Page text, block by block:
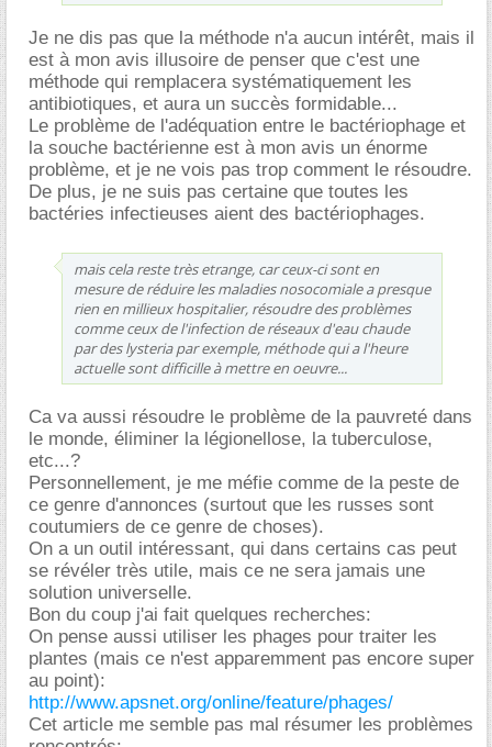
Je ne dis pas que la méthode n'a aucun intérêt, mais il
est à mon avis illusoire de penser que c'est une
méthode qui remplacera systématiquement les
antibiotiques, et aura un succès formidable...
Le problème de l'adéquation entre le bactériophage et
la souche bactérienne est à mon avis un énorme
problème, et je ne vois pas trop comment le résoudre.
De plus, je ne suis pas certaine que toutes les
bactéries infectieuses aient des bactériophages.
mais cela reste très etrange, car ceux-ci sont en
mesure de réduire les maladies nosocomiale a presque
rien en millieux hospitalier, résoudre des problèmes
comme ceux de l'infection de réseaux d'eau chaude
par des lysteria par exemple, méthode qui a l'heure
actuelle sont difficille à mettre en oeuvre...
Ca va aussi résoudre le problème de la pauvreté dans
le monde, éliminer la légionellose, la tuberculose,
etc...?
Personnellement, je me méfie comme de la peste de
ce genre d'annonces (surtout que les russes sont
coutumiers de ce genre de choses).
On a un outil intéressant, qui dans certains cas peut
se révéler très utile, mais ce ne sera jamais une
solution universelle.
Bon du coup j'ai fait quelques recherches:
On pense aussi utiliser les phages pour traiter les
plantes (mais ce n'est apparemment pas encore super
au point):
http://www.apsnet.org/online/feature/phages/
Cet article me semble pas mal résumer les problèmes